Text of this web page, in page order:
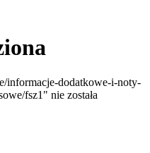
informacje-dodatkowe-i-noty-
fsz1" nie została